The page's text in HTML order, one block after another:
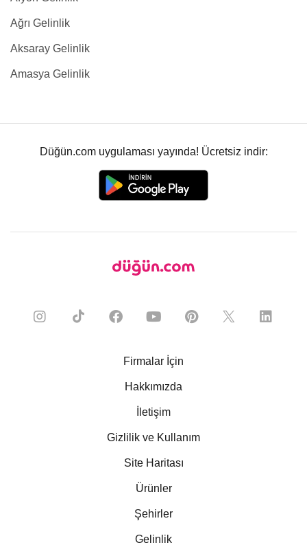
Ağrı Gelinlik
Aksaray Gelinlik
Amasya Gelinlik
Düğün.com uygulaması yayında! Ücretsiz indir:
Firmalar İçin
Hakkımızda
İletişim
Gizlilik ve Kullanım
Site Haritası
Ürünler
Şehirler
Gelinlik